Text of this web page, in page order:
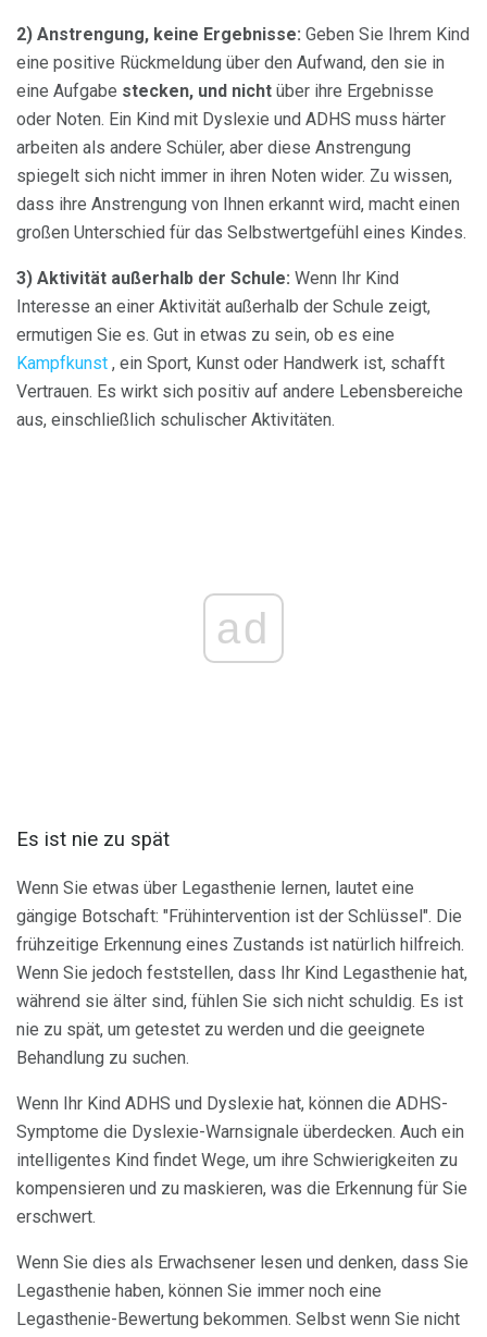
2) Anstrengung, keine Ergebnisse: Geben Sie Ihrem Kind
eine positive Rückmeldung über den Aufwand, den sie in
eine Aufgabe stecken, und nicht über ihre Ergebnisse
oder Noten. Ein Kind mit Dyslexie und ADHS muss härter
arbeiten als andere Schüler, aber diese Anstrengung
spiegelt sich nicht immer in ihren Noten wider. Zu wissen,
dass ihre Anstrengung von Ihnen erkannt wird, macht einen
großen Unterschied für das Selbstwertgefühl eines Kindes.
3) Aktivität außerhalb der Schule: Wenn Ihr Kind
Interesse an einer Aktivität außerhalb der Schule zeigt,
ermutigen Sie es. Gut in etwas zu sein, ob es eine
Kampfkunst , ein Sport, Kunst oder Handwerk ist, schafft
Vertrauen. Es wirkt sich positiv auf andere Lebensbereiche
aus, einschließlich schulischer Aktivitäten.
ad
Es ist nie zu spät
Wenn Sie etwas über Legasthenie lernen, lautet eine
gängige Botschaft: "Frühintervention ist der Schlüssel". Die
frühzeitige Erkennung eines Zustands ist natürlich hilfreich.
Wenn Sie jedoch feststellen, dass Ihr Kind Legasthenie hat,
während sie älter sind, fühlen Sie sich nicht schuldig. Es ist
nie zu spät, um getestet zu werden und die geeignete
Behandlung zu suchen.
Wenn Ihr Kind ADHS und Dyslexie hat, können die ADHS-
Symptome die Dyslexie-Warnsignale überdecken. Auch ein
intelligentes Kind findet Wege, um ihre Schwierigkeiten zu
kompensieren und zu maskieren, was die Erkennung für Sie
erschwert.
Wenn Sie dies als Erwachsener lesen und denken, dass Sie
Legasthenie haben, können Sie immer noch eine
Legasthenie-Bewertung bekommen. Selbst wenn Sie nicht